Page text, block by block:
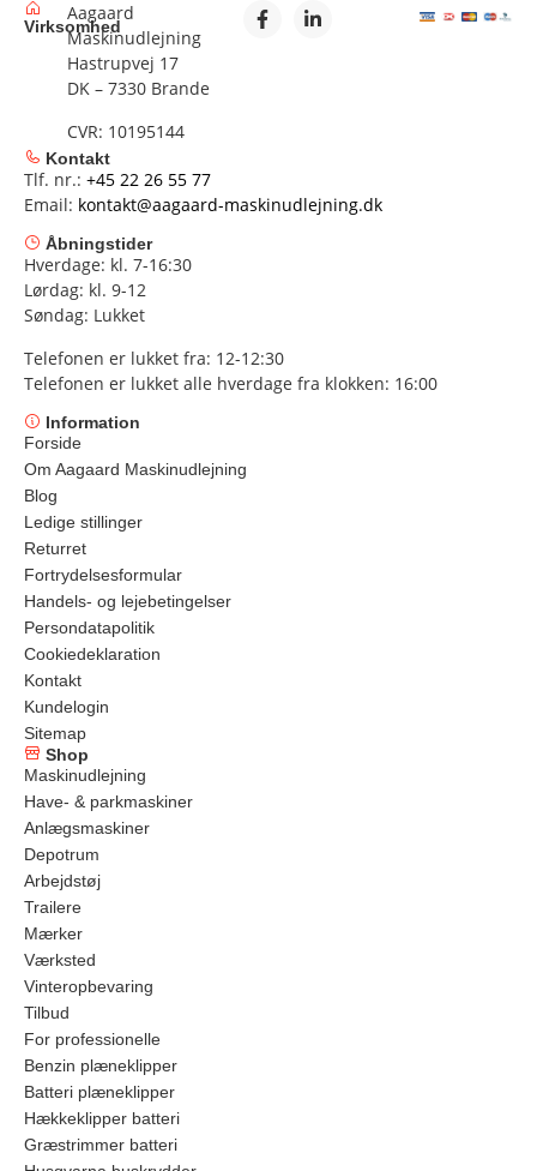
Virksomhed
Aagaard
Maskinudlejning
Hastrupvej 17
DK – 7330 Brande
CVR: 10195144
Kontakt
Tlf. nr.: +45 22 26 55 77
Email: kontakt@aagaard-maskinudlejning.dk
Åbningstider
Hverdage: kl. 7-16:30
Lørdag: kl. 9-12
Søndag: Lukket
Telefonen er lukket fra: 12-12:30
Telefonen er lukket alle hverdage fra klokken: 16:00
Information
Forside
Om Aagaard Maskinudlejning
Blog
Ledige stillinger
Returret
Fortrydelsesformular
Handels- og lejebetingelser
Persondatapolitik
Cookiedeklaration
Kontakt
Kundelogin
Sitemap
Shop
Maskinudlejning
Have- & parkmaskiner
Anlægsmaskiner
Depotrum
Arbejdstøj
Trailere
Mærker
Værksted
Vinteropbevaring
Tilbud
For professionelle
Benzin plæneklipper
Batteri plæneklipper
Hækkeklipper batteri
Græstrimmer batteri